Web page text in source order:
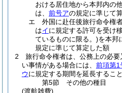
おける居住地から本邦内の
は、 前号アの規定に準じて
エ
外国に赴任後旅行命令権
はイに規定する許可を受け
ているものに限る。)を本邦
規定に準じて算定した額
2
旅行命令権者は、公務上の必
い事情がある場合には、 前項第1
ウに規定する期間を延長するこ
第5節
その他の種目
(渡航雑費)